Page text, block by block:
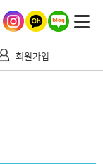
회원가입